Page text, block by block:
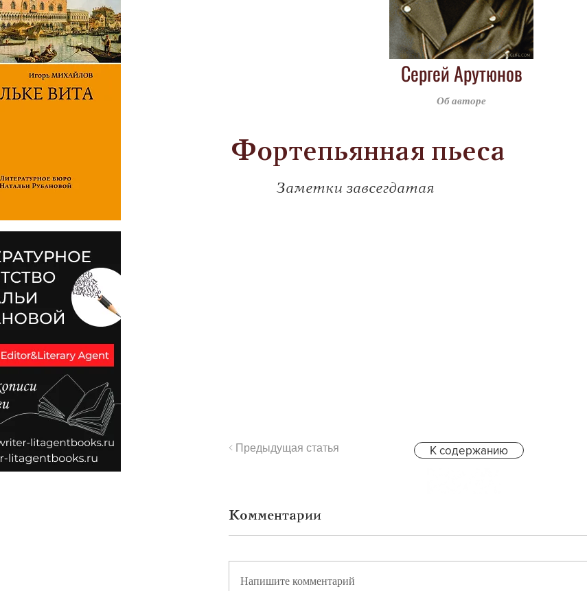
Сергей Арутюнов
Об авторе
Фортепьянная пьеса
Заметки завсегдатая
< Предыдущая статья К содержанию
Комментарии
Напишите комментарий